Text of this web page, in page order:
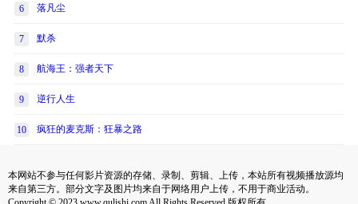
6 落凡尘
7 默杀
8 航海王：强者天下
9 逆行人生
10 疯狂的麦克斯：狂暴之路
本网站不参与任何影片资源的存储、录制、剪辑、上传，本站所有视频播放源均
来自第三方。部分文字及图片均来自于网络用户上传，不用于商业活动。